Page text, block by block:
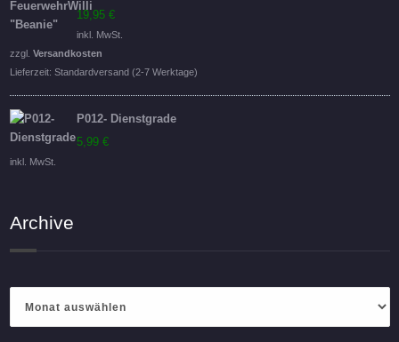
19,95 €
inkl. MwSt.
zzgl. Versandkosten
Lieferzeit: Standardversand (2-7 Werktage)
P012- Dienstgrade
5,99 €
inkl. MwSt.
Archive